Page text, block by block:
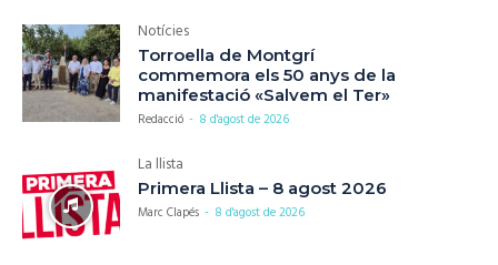
Notícies
Torroella de Montgrí
commemora els 50 anys de la
manifestació «Salvem el Ter»
Redacció - 8 d'agost de 2026
La llista
Primera Llista – 8 agost 2026
Marc Clapés - 8 d'agost de 2026